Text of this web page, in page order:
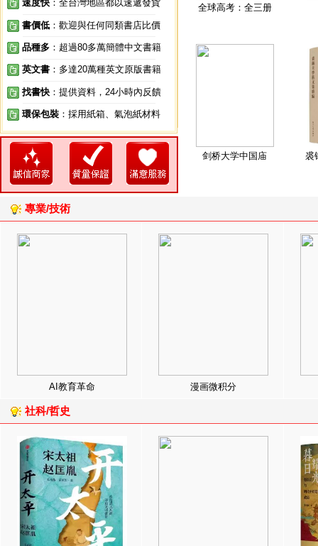
速度快 ：全台灣地區都以速遞發貨
書價低 ：歡迎與任何同類書店比價
品種多 ：超過80多萬簡體中文書籍
英文書 ：多達20萬種英文原版書籍
找書快 ：提供資料，24小時內反饋
環保包裝 ：採用紙箱、氣泡紙材料
全球高考：全三册
剑桥大学中国庙 裘
專業/技術
AI教育革命 漫画微积分
社科/哲史